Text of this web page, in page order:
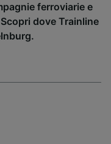
ferroviarie e
dove Trainline